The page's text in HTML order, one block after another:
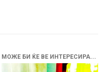
МОЖЕ БИ ЌЕ ВЕ ИНТЕРЕСИРА...